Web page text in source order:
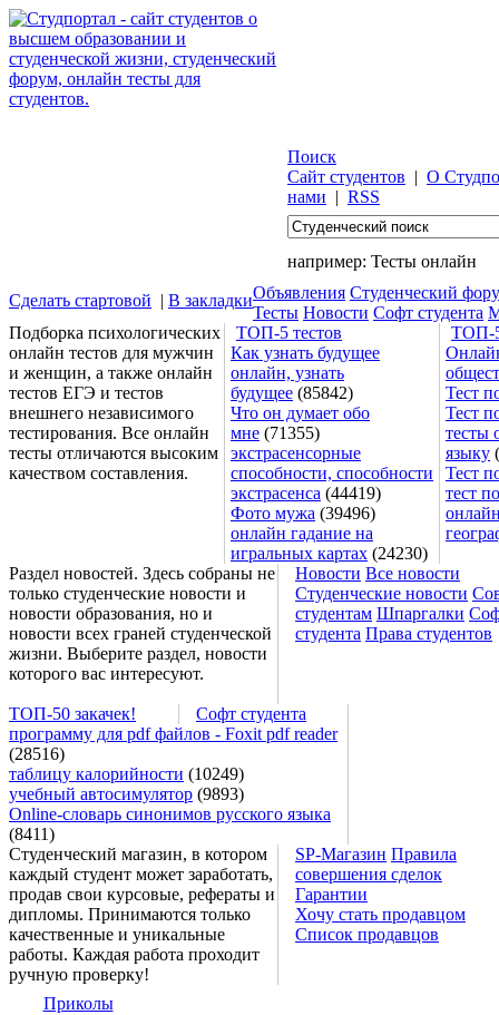
Поиск
Сайт студентов | О
нами | RSS
например: Тесты онлайн
Сделать стартовой | В закладкиОбъявления Студенческий
Тесты Новости Софт студента
Подборка психологических
онлайн тестов для мужчин
и женщин, а также онлайн
тестов ЕГЭ и тестов
внешнего независимого
тестирования. Все онлайн
тесты отличаются высоким
качеством составления.
ТОП-5 тестов
ТОП-
Как узнать будущее
онлайн, узнать
будущее (85842)
Что он думает обо
мне (71355)
экстрасенсорные
способности, способности
экстрасенса (44419)
Фото мужа (39496)
онлайн гадание на
игральных картах (24230)
Тест
Тест
тесты
языку
Тест
тест
Раздел новостей. Здесь собраны не
только студенческие новости и
новости образования, но и
новости всех граней студенческой
жизни. Выберите раздел, новости
которого вас интересуют.
Новости Все новости
Студенческие новости
студентам Шпаргалки
студента Права студентов
ТОП-50 закачек!
Софт студента
программу для pdf файлов - Foxit pdf reader
(28516)
таблицу калорийности (10249)
учебный автосимулятор (9893)
Online-словарь синонимов русского языка
(8411)
Студенческий магазин, в котором
каждый студент может заработать,
продав свои курсовые, рефераты и
дипломы. Принимаются только
качественные и уникальные
работы. Каждая работа проходит
ручную проверку!
SP-Магазин Правила
совершения сделок
Гарантии
Хочу стать продавцом
Список продавцов
Приколы